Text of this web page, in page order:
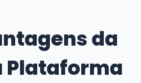
da
Plataforma